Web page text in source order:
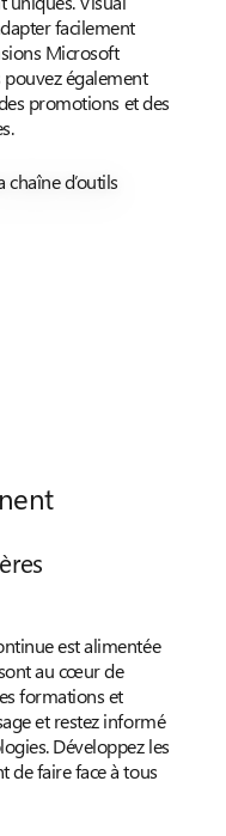
facilement
Microsoft
pouvez également
promotions et des
est alimentée
au cœur de
formations et
et restez informé
Développez les
de faire face à tous